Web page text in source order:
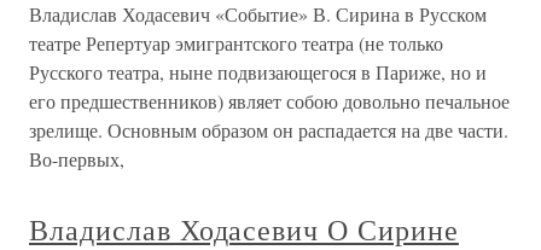
Владислав Ходасевич «Событие» В. Сирина в Русском
театре Репертуар эмигрантского театра (не только
Русского театра, ныне подвизающегося в Париже, но и
его предшественников) являет собою довольно печальное
зрелище. Основным образом он распадается на две части.
Во-первых,
Владислав Ходасевич О Сирине